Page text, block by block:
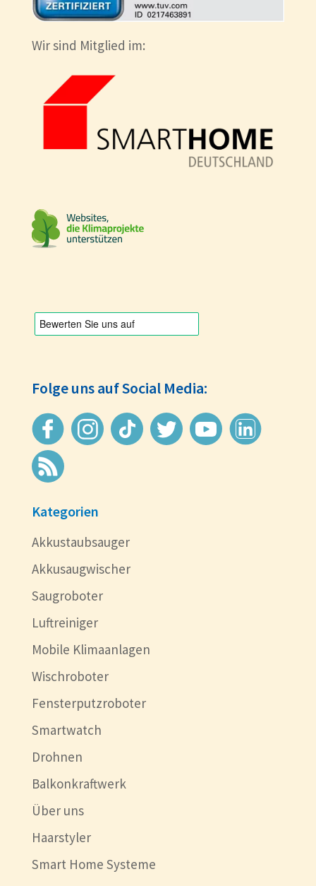
Wir sind Mitglied im:
Folge uns auf Social Media:
Kategorien
Akkustaubsauger
Akkusaugwischer
Saugroboter
Luftreiniger
Mobile Klimaanlagen
Wischroboter
Fensterputzroboter
Smartwatch
Drohnen
Balkonkraftwerk
Über uns
Haarstyler
Smart Home Systeme